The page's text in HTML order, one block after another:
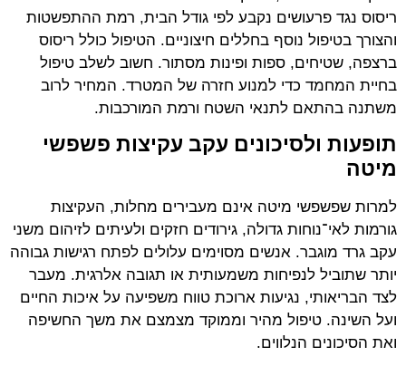
ריסוס נגד פרעושים נקבע לפי גודל הבית, רמת ההתפשטות
והצורך בטיפול נוסף בחללים חיצוניים. הטיפול כולל ריסוס
ברצפה, שטיחים, ספות ופינות מסתור. חשוב לשלב טיפול
בחיית המחמד כדי למנוע חזרה של המטרד. המחיר לרוב
משתנה בהתאם לתנאי השטח ורמת המורכבות.
תופעות ולסיכונים עקב עקיצות פשפשי
מיטה
למרות שפשפשי מיטה אינם מעבירים מחלות, העקיצות
גורמות לאי־נוחות גדולה, גירודים חזקים ולעיתים לזיהום משני
עקב גרד מוגבר. אנשים מסוימים עלולים לפתח רגישות גבוהה
יותר שתוביל לנפיחות משמעותית או תגובה אלרגית. מעבר
לצד הבריאותי, נגיעות ארוכת טווח משפיעה על איכות החיים
ועל השינה. טיפול מהיר וממוקד מצמצם את משך החשיפה
ואת הסיכונים הנלווים.